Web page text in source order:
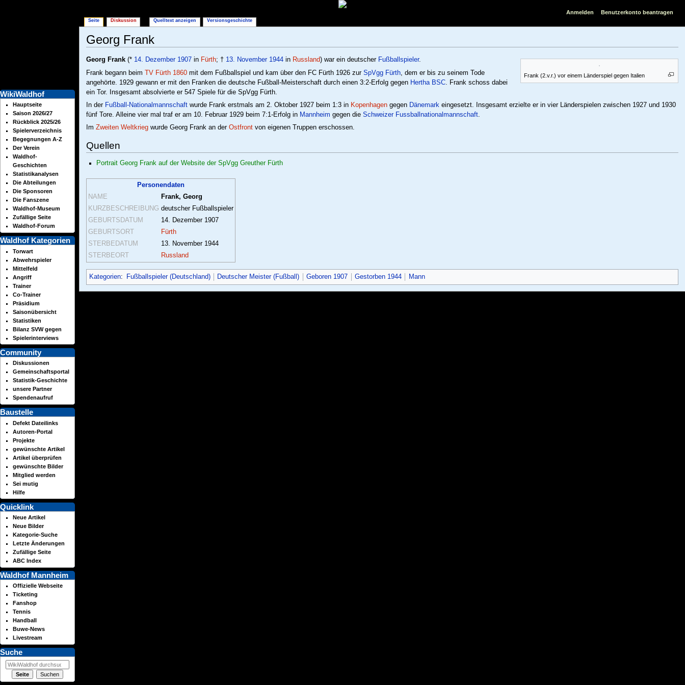
Georg Frank
Frank (2.v.r.) vor einem Länderspiel gegen Italien
Georg Frank(* 14. Dezember 1907in Fürth; † 13. November 1944in Russland) war ein deutscher Fußballspieler.
Frank begann beim TV Fürth 1860mit dem Fußballspiel und kam über den FC Fürth 1926 zur SpVgg Fürth, dem er bis zu seinem Tode
angehörte. 1929 gewann er mit den Franken die deutsche Fußball-Meisterschaft durch einen 3:2-Erfolg gegen Hertha BSC. Frank schoss dabei
ein Tor. Insgesamt absolvierte er 547 Spiele für die SpVgg Fürth.
In der Fußball-Nationalmannschaftwurde Frank erstmals am 2. Oktober 1927 beim 1:3 in Kopenhagengegen Dänemarkeingesetzt. Insgesamt erzielte er in vier Länderspielen zwischen 1927 und 1930
fünf Tore. Alleine vier mal traf er am 10. Februar 1929 beim 7:1-Erfolg in Mannheim gegen die Schweizer Fussballnationalmannschaft.
Im Zweiten Weltkriegwurde Georg Frank an der Ostfrontvon eigenen Truppen erschossen.
Quellen
Portrait Georg Frank auf der Website der SpVgg Greuther Fürth
Personendaten
NAME
Frank, Georg
KURZBESCHREIBUNG deutscher Fußballspieler
GEBURTSDATUM
14. Dezember 1907
GEBURTSORT
Fürth
STERBEDATUM
13. November 1944
STERBEORT
Russland
Kategorien: Fußballspieler (Deutschland) Deutscher Meister (Fußball) Geboren 1907 Gestorben 1944 Mann
Seite Diskussion Quelltext anzeigen Versionsgeschichte
Anmelden Benutzerkonto beantragen
WikiWaldhof
Hauptseite
Saison 2026/27
Rückblick 2025/26
Spielerverzeichnis
Begegnungen A-Z
Der Verein
Waldhof-
Geschichten
Statistikanalysen
Die Abteilungen
Die Sponsoren
Die Fanszene
Waldhof-Museum
Zufällige Seite
Waldhof-Forum
Waldhof Kategorien
Torwart
Abwehrspieler
Mittelfeld
Angriff
Trainer
Co-Trainer
Präsidium
Saisonübersicht
Statistiken
Bilanz SVW gegen
Spielerinterviews
Community
Diskussionen
Gemeinschaftsportal
Statistik-Geschichte
unsere Partner
Spendenaufruf
Baustelle
Defekt Dateilinks
Autoren-Portal
Projekte
gewünschte Artikel
Artikel überprüfen
gewünschte Bilder
Mitglied werden
Sei mutig
Hilfe
Quicklink
Neue Artikel
Neue Bilder
Kategorie-Suche
Letzte Änderungen
Zufällige Seite
ABC Index
Waldhof Mannheim
Offizielle Webseite
Ticketing
Fanshop
Tennis
Handball
Buwe-News
Livestream
Suche